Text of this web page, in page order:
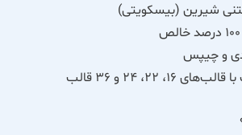
شیرین (بیسکویتی)
و چیپس
22، 24 و 36 قالب